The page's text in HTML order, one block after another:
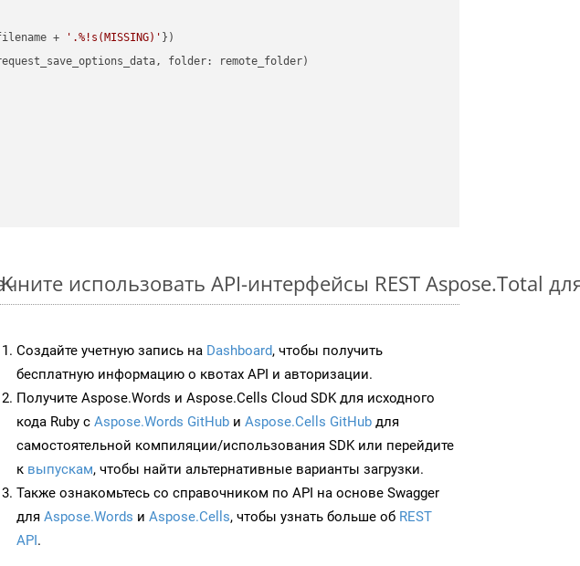
+ '.%!s(MISSING)' })
request_save_options_data, folder: remote_folder)
использовать API-интерфейсы REST Aspose.Total
Создайте учетную запись на Dashboard, чтобы получить
бесплатную информацию о квотах API и авторизации.
Получите Aspose.Words и Aspose.Cells Cloud SDK для исходного
кода Ruby с Aspose.Words GitHub и Aspose.Cells GitHub для
самостоятельной компиляции/использования SDK или перейдите
к выпускам, чтобы найти альтернативные варианты загрузки.
Также ознакомьтесь со справочником по API на основе Swagger
для Aspose.Words и Aspose.Cells, чтобы узнать больше об REST
API.